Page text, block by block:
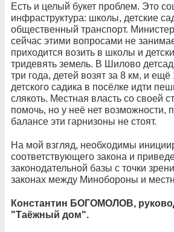
Есть и целый букет проблем. Это
инфраструктура: школы, детские
общественный транспорт.
сейчас этими вопросами не
приходится возить в школы и
тридевять земель. В Шилово
три года, детей возят за 8 км, и
детского садика в посёлке идти
слякоть. Местная власть со своей
помочь, но у неё нет возможности,
балансе эти гарнизоны не стоят.
На мой взгляд, необходимы
соответствующего закона и
законодательной базы с точки
законах между Минобороны и
Константин БОГОМОЛОВ,
"Таёжный дом".